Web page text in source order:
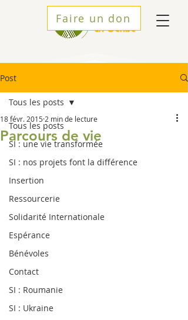
Faire un don
Post
Tous les posts
SI : une vie transformée
SI : nos projets font la différence
Insertion
Ressourcerie
Solidarité Internationale
Espérance
Bénévoles
Contact
SI : Roumanie
SI : Ukraine
Tous les posts
Parcours de vie
18 févr. 2015 2 min de lecture